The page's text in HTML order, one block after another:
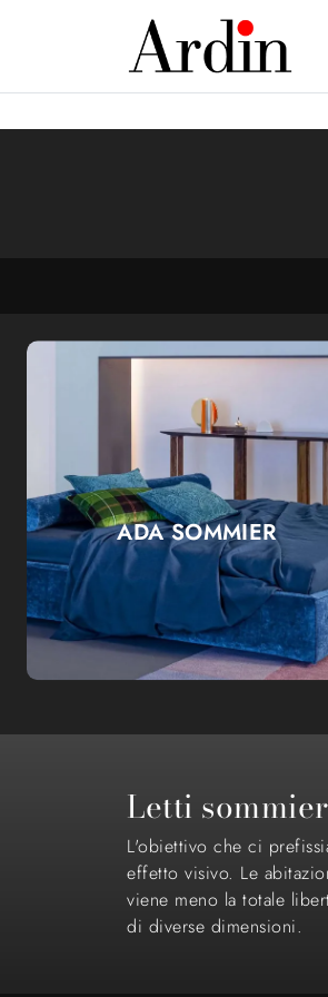
ADA SOMMIER
Letti sommier
L'obiettivo che ci
effetto visivo. Le
viene meno la totale
di diverse dimensioni.